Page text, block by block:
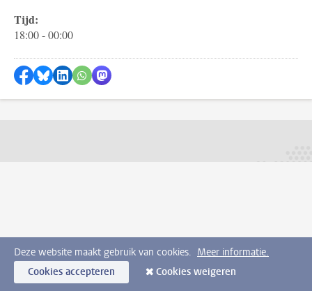
Tijd:
18:00 - 00:00
Delen op Facebook
Delen via Bluesky
Delen op LinkedIn
Delen via WhatsApp
Delen via Mastodon
Deze website maakt gebruik van cookies. Meer informatie.
Cookies accepteren
Cookies weigeren